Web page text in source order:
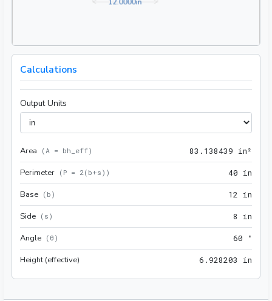
12.0000in
Calculations
Output Units
Area (A = bh_eff) 83 . 138439 in²
Perimeter ( P = 2(b+s) ) 40 in
Base ( b ) 12 in
Side ( s ) 8 in
Angle ( θ ) 60 °
Height (effective) 6 .928203 in